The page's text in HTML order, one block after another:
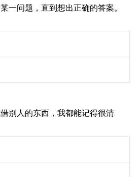
一问题，直到想出正确的答案。
别人的东西，我都能记得很清